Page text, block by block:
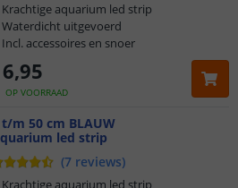
OP VOORRAAD
,95
Krachtige aquarium led strip
Waterdicht uitgevoerd
Incl. accessoires en snoer
m 50 cm BLAUW
led strip
(7 reviews)
Krachtige aquarium led strip